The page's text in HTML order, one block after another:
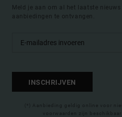
Meld je aan om al het laatste nieuws
aanbiedingen te ontvangen.
INSCHRIJVEN
(*) Aanbieding geldig online voor
voorwaarden zijn